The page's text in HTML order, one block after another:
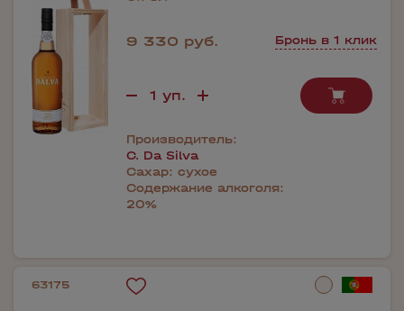
9 330 руб. Бронь в 1 клик
Производитель:
C. Da Silva
Сахар: сухое
Содержание алкоголя:
20%
63175